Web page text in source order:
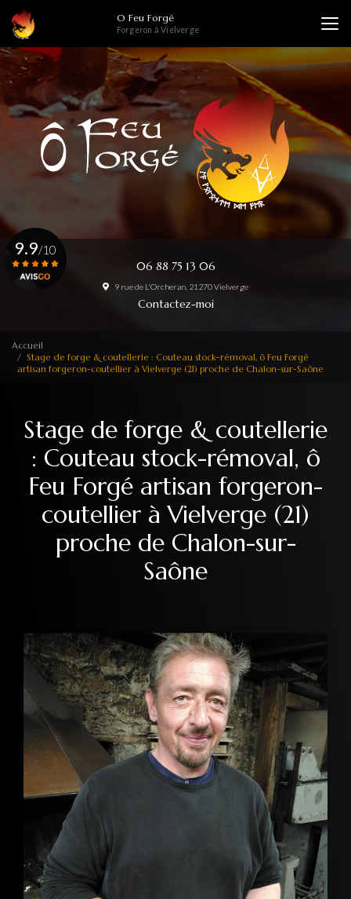
contenu
principal
O Feu Forgé
Forgeron à Vielverge
06 88 75 13 06
9 rue de L'Orcheran, 21270 Vielverge
Contactez-moi
9.9/10
Accueil
Stage de forge & coutellerie : Couteau stock-rémoval, ô Feu Forgé
artisan forgeron-coutellier à Vielverge (21) proche de Chalon-sur-Saône
Stage de forge & coutellerie
: Couteau stock-rémoval, ô
Feu Forgé artisan forgeron-
coutellier à Vielverge (21)
proche de Chalon-sur-
Saône